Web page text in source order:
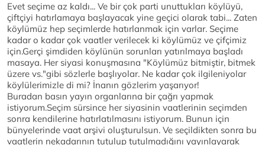
Evet seçime az kaldı... Ve bir çok parti unuttukları köylüyü,
çiftçiyi hatırlamaya başlayacak yine geçici olarak tabi... Zaten
köylümüz hep seçimlerde hatırlanmak için varlar. Seçime
kadar o kadar çok vaatler verilecek ki köylümüz ve çifçimiz
için.Gerçi şimdiden köylünün sorunları yatırılmaya başladı
masaya. Her siyasi konuşmasına "Köylümüz bitmiştir, bitmek
üzere vs."gibi sözlerle başlıyolar. Ne kadar çok ilgileniyolar
köylülerimizle di mi? İnanın gözlerim yaşarıyor!
Buradan basın yayın organlarına bir çağrı yapmak
istiyorum.Seçim sürsince her siyasinin vaatlerinin seçimden
sonra kendilerine hatırlatılmasını istiyorum. Bunun için
bünyelerinde vaat arşivi oluşturulsun. Ve seçildikten sonra bu
vaatlerin nekadarının tutulup tutulmadığını yayınlayarak